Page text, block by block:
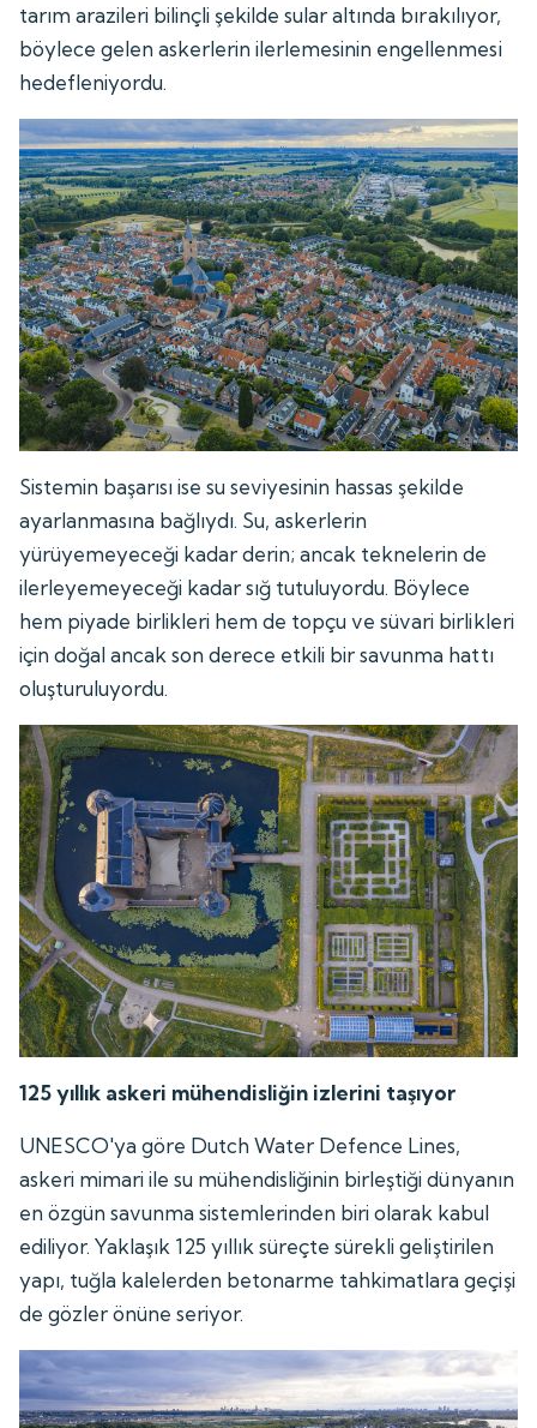
tarım arazileri bilinçli şekilde sular altında bırakılıyor,
böylece gelen askerlerin ilerlemesinin engellenmesi
hedefleniyordu.
Sistemin başarısı ise su seviyesinin hassas şekilde
ayarlanmasına bağlıydı. Su, askerlerin
yürüyemeyeceği kadar derin; ancak teknelerin de
ilerleyemeyeceği kadar sığ tutuluyordu. Böylece
hem piyade birlikleri hem de topçu ve süvari birlikleri
için doğal ancak son derece etkili bir savunma hattı
oluşturuluyordu.
125 yıllık askeri mühendisliğin izlerini taşıyor
UNESCO'ya göre Dutch Water Defence Lines,
askeri mimari ile su mühendisliğinin birleştiği dünyanın
en özgün savunma sistemlerinden biri olarak kabul
ediliyor. Yaklaşık 125 yıllık süreçte sürekli geliştirilen
yapı, tuğla kalelerden betonarme tahkimatlara geçişi
de gözler önüne seriyor.